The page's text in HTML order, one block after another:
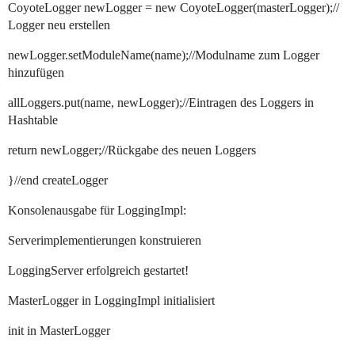
CoyoteLogger newLogger = new CoyoteLogger(masterLogger);//
Logger neu erstellen
newLogger.setModuleName(name);//Modulname zum Logger
hinzufügen
allLoggers.put(name, newLogger);//Eintragen des Loggers in
Hashtable
return newLogger;//Rückgabe des neuen Loggers
}//end createLogger
Konsolenausgabe für LoggingImpl:
Serverimplementierungen konstruieren
LoggingServer erfolgreich gestartet!
MasterLogger in LoggingImpl initialisiert
init in MasterLogger